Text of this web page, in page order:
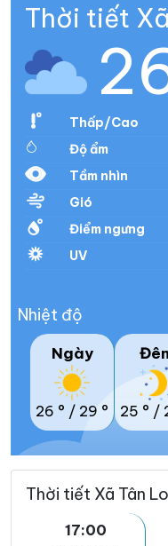
Thời tiết
Thấp/Cao
Độ ẩm
Tầm nhìn
Gió
Điểm ngưng
UV
Nhiệt độ
Ngày
26 ° / 29 ° 25 ° /
Thời tiết Xã Tân
17:00